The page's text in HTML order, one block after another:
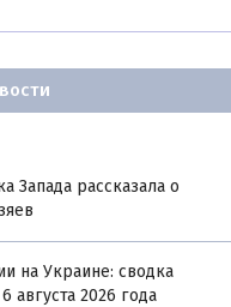
Запада рассказала о
на Украине: сводка
2026 года